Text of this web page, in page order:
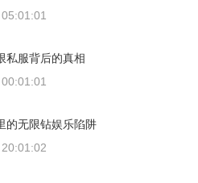
私服背后的真相
的无限钻娱乐陷阱